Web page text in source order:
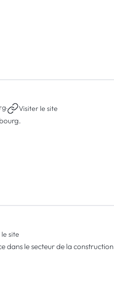
· Visiter le site
site
dans le secteur de la construction